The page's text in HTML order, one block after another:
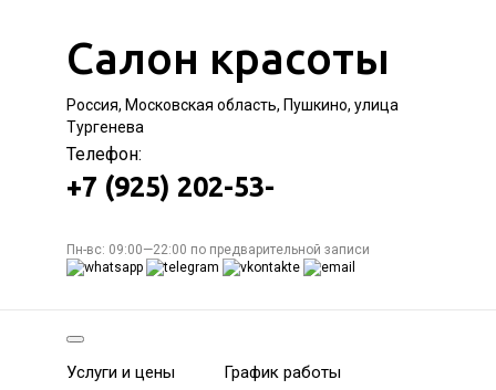
Салон красоты
Россия, Московская область, Пушкино, улица
Тургенева
Телефон:
+7 (925) 202-53-
Пн-вс: 09:00—22:00 по предварительной записи
Услуги и цены График работы